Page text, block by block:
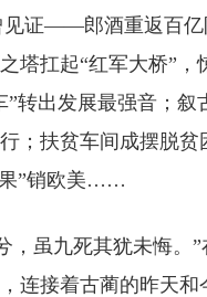
——郎酒重返百亿阵
塔扛起“红军大桥”
”转出发展最强音；
；扶贫车间成摆脱贫
果”销欧美……
九死其犹未悔。”
连接着古蔺的昨天